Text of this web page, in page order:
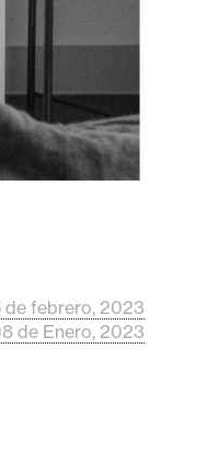
de febrero, 2023
de Enero, 2023